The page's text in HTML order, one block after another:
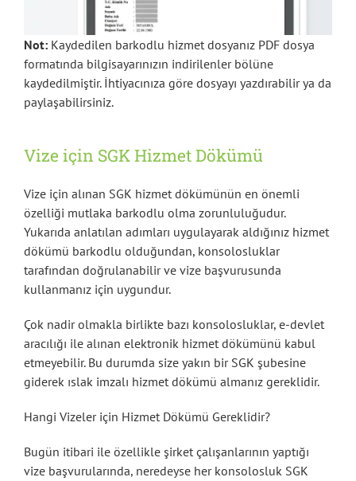
Not: Kaydedilen barkodlu hizmet dosyanız PDF dosya
formatında bilgisayarınızın indirilenler bölüne
kaydedilmiştir. İhtiyacınıza göre dosyayı yazdırabilir ya da
paylaşabilirsiniz.
Vize için SGK Hizmet Dökümü
Vize için alınan SGK hizmet dökümünün en önemli
özelliği mutlaka barkodlu olma zorunluluğudur.
Yukarıda anlatılan adımları uygulayarak aldığınız hizmet
dökümü barkodlu olduğundan, konsolosluklar
tarafından doğrulanabilir ve vize başvurusunda
kullanmanız için uygundur.
Çok nadir olmakla birlikte bazı konsolosluklar, e-devlet
aracılığı ile alınan elektronik hizmet dökümünü kabul
etmeyebilir. Bu durumda size yakın bir SGK şubesine
giderek ıslak imzalı hizmet dökümü almanız gereklidir.
Hangi Vizeler için Hizmet Dökümü Gereklidir?
Bugün itibari ile özellikle şirket çalışanlarının yaptığı
vize başvurularında, neredeyse her konsolosluk SGK